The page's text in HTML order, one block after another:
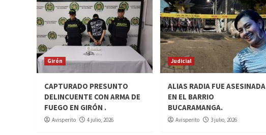
Girón
CAPTURADO PRESUNTO
DELINCUENTE CON ARMA DE
FUEGO EN GIRÓN .
Avisperito 4 julio, 2026
Judicial
ALIAS RADIA FUE ASESINADA
EN EL BARRIO
BUCARAMANGA.
Avisperito 3 julio, 2026